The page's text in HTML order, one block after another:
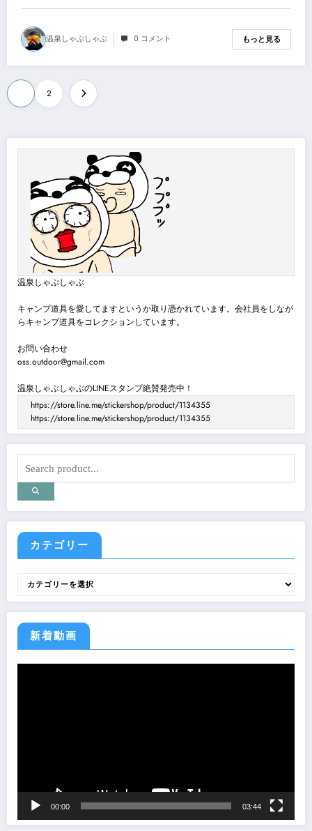
温泉しゃぶしゃぶ 0 コメント もっと見る
投
稿
の
2
温泉しゃぶしゃぶ
キャンプ道具を愛してますというか取り憑かれています。会社員をしなが
らキャンプ道具をコレクションしています。
お問い合わせ
oss.outdoor@gmail.com
温泉しゃぶしゃぶのLINEスタンプ絶賛発売中！
https://store.line.me/stickershop/product/1134355
https://store.line.me/stickershop/product/1134355
カテゴリー
ゴ
ー
新着動画
00:00 03:44